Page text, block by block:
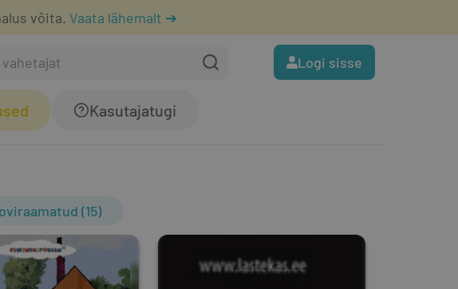
võita. Vaata lähemalt ➔
Logi sisse
Kasutajatugi
(15)